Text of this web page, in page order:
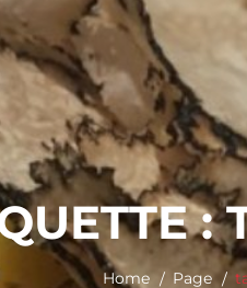
:
Home Page